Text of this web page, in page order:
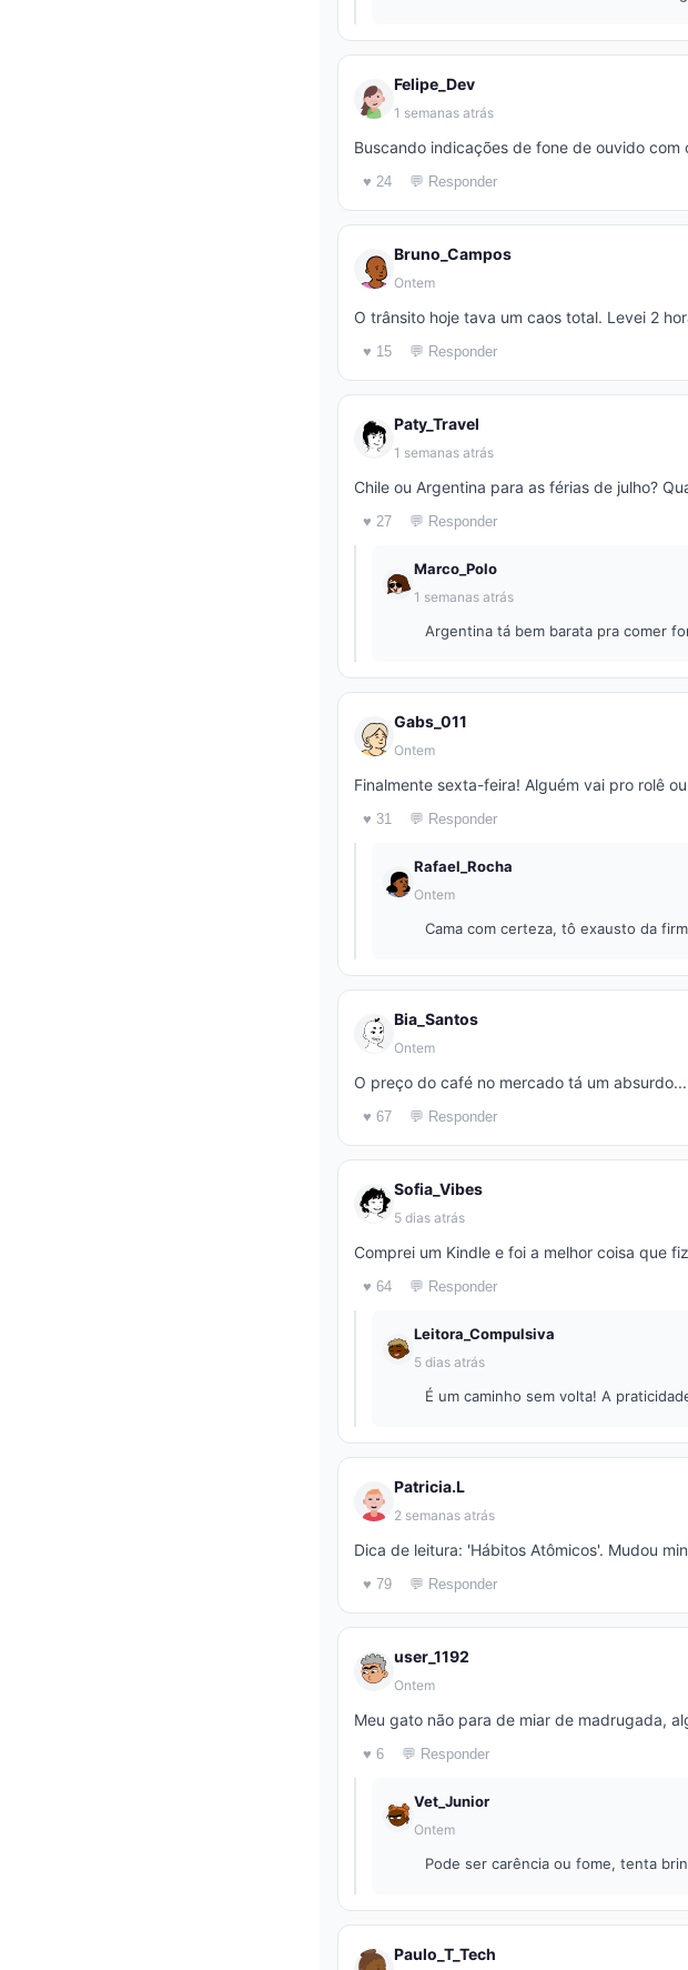
Felipe_Dev
1 semanas atrás
Buscando indicações de fone de ouvido
♥ 24 💬 Responder
Bruno_Campos
Ontem
O trânsito hoje tava um caos total. Levei 2
♥ 15 💬 Responder
Paty_Travel
1 semanas atrás
Chile ou Argentina para as férias de julho?
♥ 27 💬 Responder
Marco_Polo
1 semanas atrás
Argentina tá bem barata pra comer
Gabs_011
Ontem
Finalmente sexta-feira! Alguém vai pro rolê
♥ 31 💬 Responder
Rafael_Rocha
Ontem
Cama com certeza, tô exausto da
Bia_Santos
Ontem
O preço do café no mercado tá um
♥ 67 💬 Responder
Sofia_Vibes
5 dias atrás
Comprei um Kindle e foi a melhor coisa que
♥ 64 💬 Responder
Leitora_Compulsiva
5 dias atrás
É um caminho sem volta! A
Patricia.L
2 semanas atrás
Dica de leitura: 'Hábitos Atômicos'. Mudou
♥ 79 💬 Responder
user_1192
Ontem
Meu gato não para de miar de madrugada,
♥ 6 💬 Responder
Vet_Junior
Ontem
Pode ser carência ou fome, tenta
Paulo_T_Tech